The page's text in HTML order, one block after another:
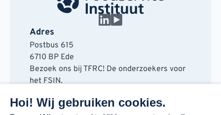
Hoi! Wij gebruiken cookies.
Adres
Postbus 615
6710 BP Ede
Bezoek ons bij TFRC! De onderzoekers voor
het FSIN.
6717 LT Ede